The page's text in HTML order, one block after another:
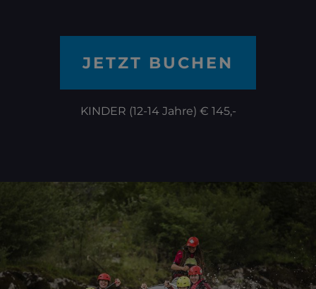
JETZT BUCHEN
KINDER (12-14 Jahre) € 145,-